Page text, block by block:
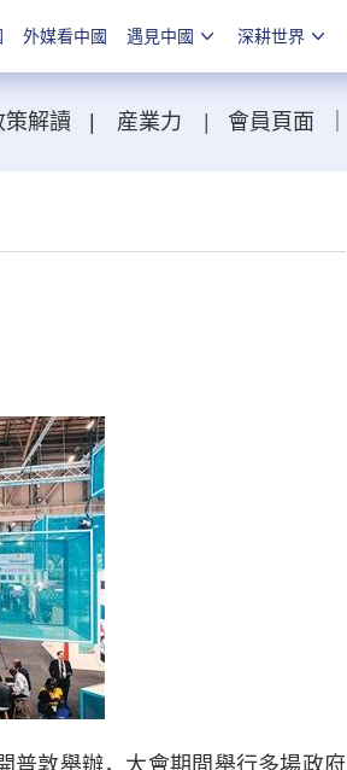
外媒看中國 遇見中國 深耕世界
策解讀 産業力 會員頁面
敦舉辦，大會期間舉行多場政府